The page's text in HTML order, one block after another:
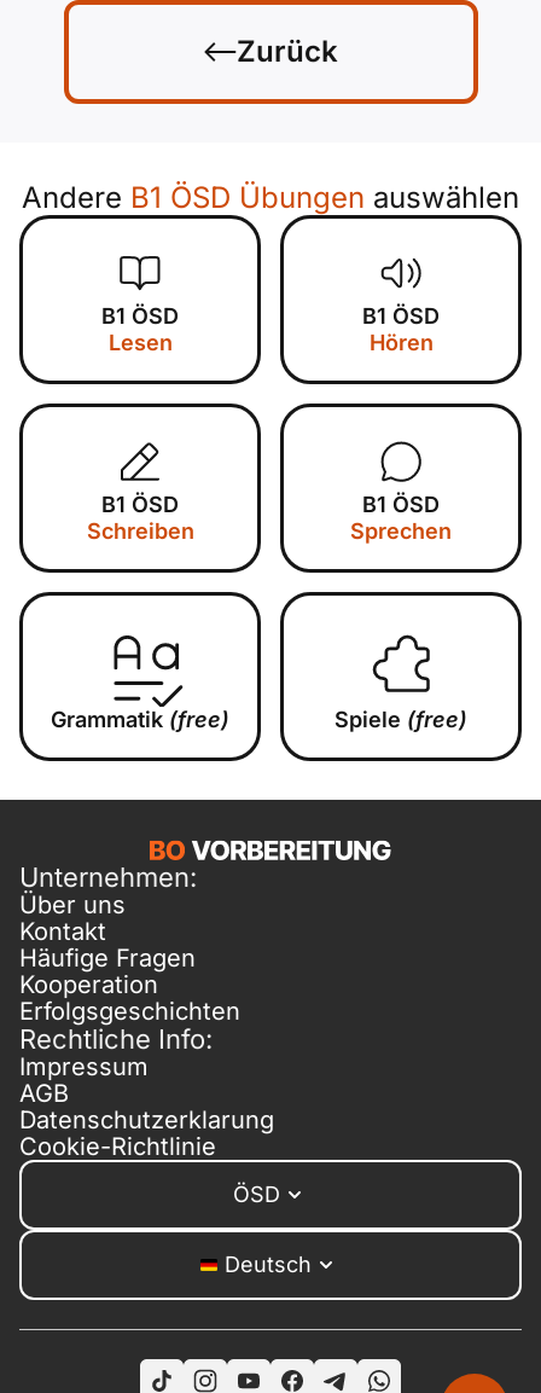
Zurück
Andere B1 ÖSD Übungen auswählen
B1 ÖSD
Lesen
B1 ÖSD
Hören
B1 ÖSD
Schreiben
B1 ÖSD
Sprechen
Grammatik (free) Spiele (free)
Unternehmen:
Über uns
Kontakt
Häufige Fragen
Kooperation
Erfolgsgeschichten
Rechtliche Info:
Impressum
AGB
Datenschutzerklarung
Cookie-Richtlinie
ÖSD
Deutsch